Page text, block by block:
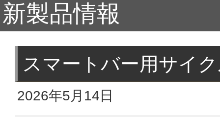
新製品情報
スマートバー用サイ
2026年5月14日